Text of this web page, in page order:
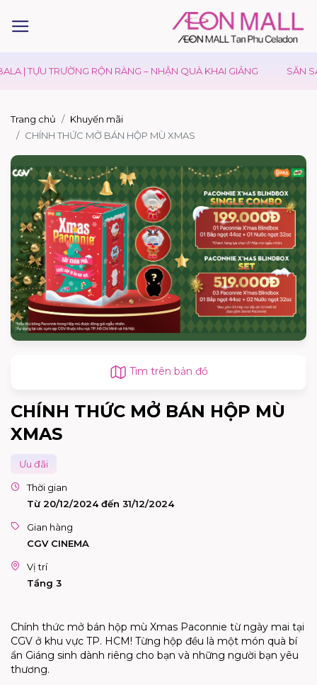
| TỰU TRƯỜNG RỘN RÀNG – NHẬN QUÀ KHAI GIẢNG SĂN
Trang chủ
Khuyến mãi
CHÍNH THỨC MỞ BÁN HỘP MÙ XMAS
Tìm trên bản đồ
CHÍNH THỨC MỞ BÁN HỘP MÙ
XMAS
Ưu đãi
Thời gian
Từ 20/12/2024 đến 31/12/2024
Gian hàng
CGV CINEMA
Vị trí
Tầng 3
Chính thức mở bán hộp mù Xmas Paconnie từ ngày mai tại
CGV ở khu vực TP. HCM! Từng hộp đều là một món quà bí
ẩn Giáng sinh dành riêng cho bạn và những người bạn yêu
thương.